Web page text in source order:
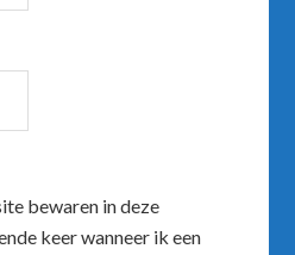
bewaren in deze
keer wanneer ik een